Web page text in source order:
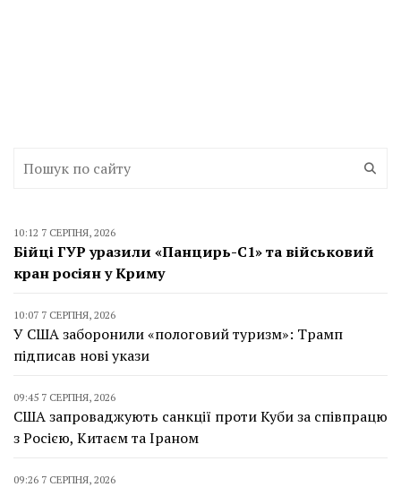
10:12 7 СЕРПНЯ, 2026
Бійці ГУР уразили «Панцирь-С1» та військовий
кран росіян у Криму
10:07 7 СЕРПНЯ, 2026
У США заборонили «пологовий туризм»: Трамп
підписав нові укази
09:45 7 СЕРПНЯ, 2026
США запроваджують санкції проти Куби за співпрацю
з Росією, Китаєм та Іраном
09:26 7 СЕРПНЯ, 2026